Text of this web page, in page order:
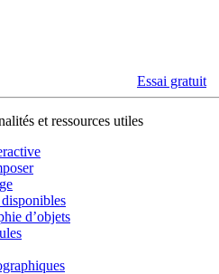
Essai gratuit
et ressources utiles
d’objets